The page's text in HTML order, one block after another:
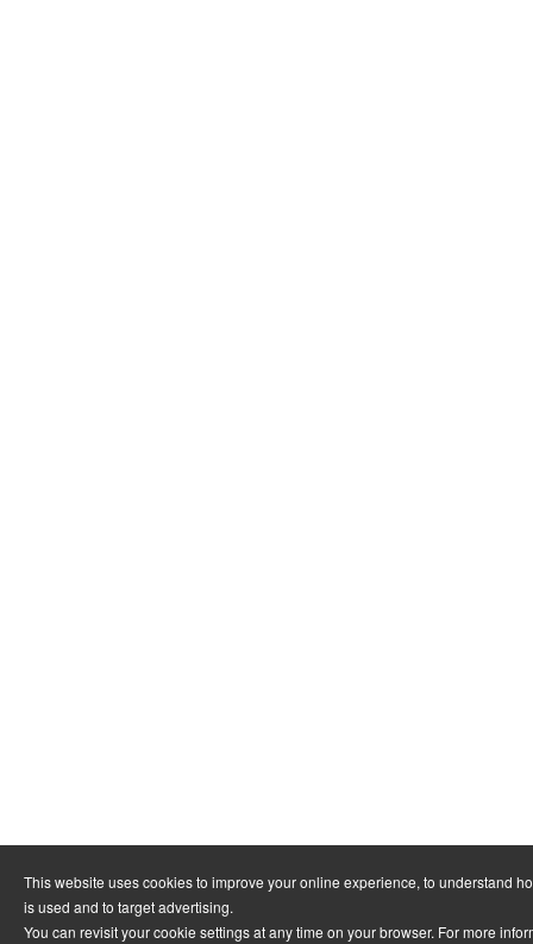
This website uses cookies to improve your online experience, to understand
is used and to target advertising.
You can revisit your cookie settings at any time on your browser. For more